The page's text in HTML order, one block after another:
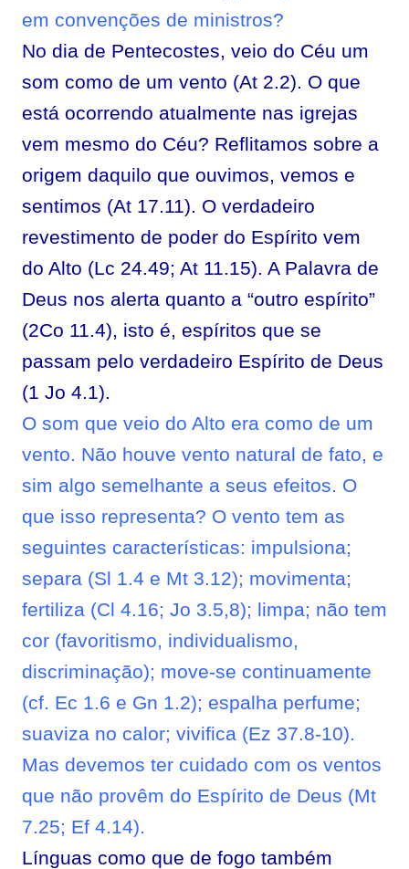
em convenções de ministros?
No dia de Pentecostes, veio do Céu um
som como de um vento (At 2.2). O que
está ocorrendo atualmente nas igrejas
vem mesmo do Céu? Reflitamos sobre a
origem daquilo que ouvimos, vemos e
sentimos (At 17.11). O verdadeiro
revestimento de poder do Espírito vem
do Alto (Lc 24.49; At 11.15). A Palavra de
Deus nos alerta quanto a “outro espírito”
(2Co 11.4), isto é, espíritos que se
passam pelo verdadeiro Espírito de Deus
(1 Jo 4.1).
O som que veio do Alto era como de um
vento. Não houve vento natural de fato, e
sim algo semelhante a seus efeitos. O
que isso representa? O vento tem as
seguintes características: impulsiona;
separa (Sl 1.4 e Mt 3.12); movimenta;
fertiliza (Cl 4.16; Jo 3.5,8); limpa; não tem
cor (favoritismo, individualismo,
discriminação); move-se continuamente
(cf. Ec 1.6 e Gn 1.2); espalha perfume;
suaviza no calor; vivifica (Ez 37.8-10).
Mas devemos ter cuidado com os ventos
que não provêm do Espírito de Deus (Mt
7.25; Ef 4.14).
Línguas como que de fogo também